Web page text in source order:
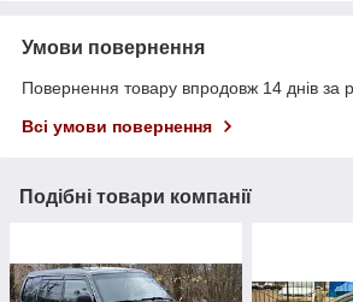
Умови повернення
Повернення товару впродовж 14 днів за
Всі умови повернення
Подібні товари компанії